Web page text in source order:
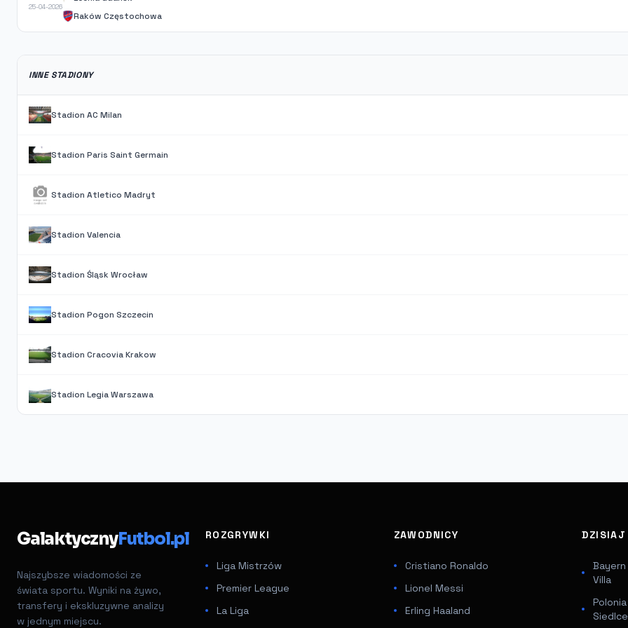
25-04-2026
Raków Częstochowa
INNE STADIONY
Stadion AC Milan
Stadion Paris Saint Germain
Stadion Atletico Madryt
Stadion Valencia
Stadion Śląsk Wrocław
Stadion Pogon Szczecin
Stadion Cracovia Krakow
Stadion Legia Warszawa
GalaktycznyFutbol.pl
Najszybsze wiadomości ze
świata sportu. Wyniki na żywo,
transfery i ekskluzywne analizy
w jednym miejscu.
ROZGRYWKI
Liga Mistrzów
Premier League
La Liga
ZAWODNICY
Cristiano Ronaldo
Lionel Messi
Erling Haaland
Villa
Siedlce